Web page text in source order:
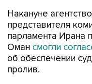
Накануне
представителя
парламента Ирана
Оман смогли
об обеспечении
пролив.